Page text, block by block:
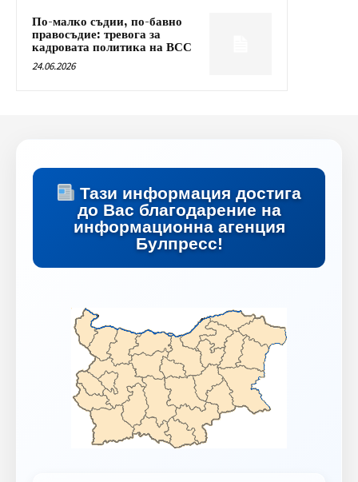
По-малко съдии, по-бавно
правосъдие: тревога за
кадровата политика на ВСС
24.06.2026
Тази информация достига
до Вас благодарение на
информационна агенция
Булпресс!